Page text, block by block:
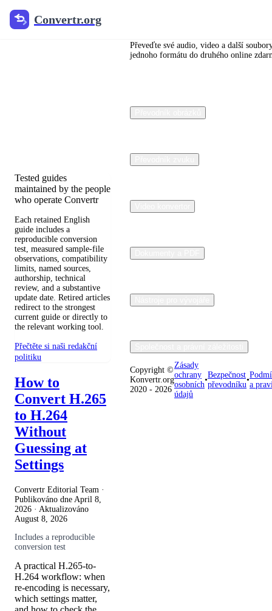
Convertr.org
Převod
Tested guides
maintained by the people
who operate Convertr
Each retained English
guide includes a
reproducible conversion
test, measured sample-file
observations, compatibility
limits, named sources,
authorship, technical
review, and a substantive
update date. Retired articles
redirect to the strongest
current guide or directly to
the relevant working tool.
Přečtěte si naši redakční
politiku
How to
Convert H.265
to H.264
Without
Guessing at
Settings
Convertr Editorial Team ·
Publikováno dne April 8,
2026 · Aktualizováno
August 8, 2026
Includes a reproducible
conversion test
A practical H.265-to-
H.264 workflow: when
re-encoding is necessary,
which settings matter,
Převeďte své audio, video a další
jednoho formátu do druhého online
Copyright ©
Konvertr.org
2020 - 2026
Zásady
ochrany
osobních
údajů
•
Bezpečnost
převodníku
•
a